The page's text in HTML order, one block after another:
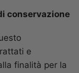
conservazione
e
finalità per la